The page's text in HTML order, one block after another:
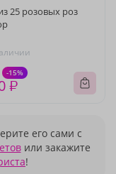
25 розовых роз
-15%
₽
его сами с
или закажите
!